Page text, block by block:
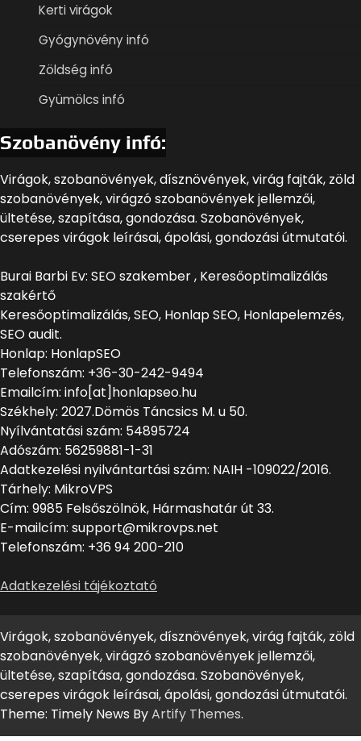
Kerti virágok
Gyógynövény infó
Zöldség infó
Gyümölcs infó
Szobanövény infó:
Virágok, szobanövények, dísznövények, virág fajták, zöld
szobanövények, virágzó szobanövények jellemzői,
ültetése, szapítása, gondozása. Szobanövények,
cserepes virágok leírásai, ápolási, gondozási útmutatói.
Burai Barbi Ev: SEO szakember , Keresőoptimalizálás
szakértő
Keresőoptimalizálás, SEO, Honlap SEO, Honlapelemzés,
SEO audit.
Honlap: HonlapSEO
Telefonszám: +36-30-242-9494
Emailcím: info[at]honlapseo.hu
Székhely: 2027.Dömös Táncsics M. u 50.
Nyílvántatási szám: 54895724
Adószám: 56259881-1-31
Adatkezelési nyilvántartási szám: NAIH -109022/2016.
Tárhely: MikroVPS
Cím: 9985 Felsőszölnök, Hármashatár út 33.
E-mailcím: support@mikrovps.net
Telefonszám: +36 94 200-210
Adatkezelési tájékoztató
Virágok, szobanövények, dísznövények, virág fajták, zöld
szobanövények, virágzó szobanövények jellemzői,
ültetése, szapítása, gondozása. Szobanövények,
cserepes virágok leírásai, ápolási, gondozási útmutatói.
Theme: Timely News ByArtify Themes.